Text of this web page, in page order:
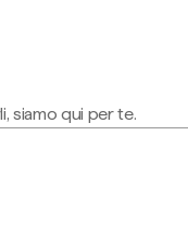
siamo qui per te.